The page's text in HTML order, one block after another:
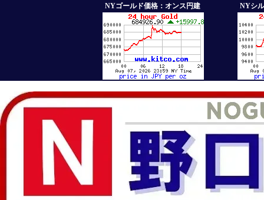
NYゴールド価格：オンス円建 NYシ